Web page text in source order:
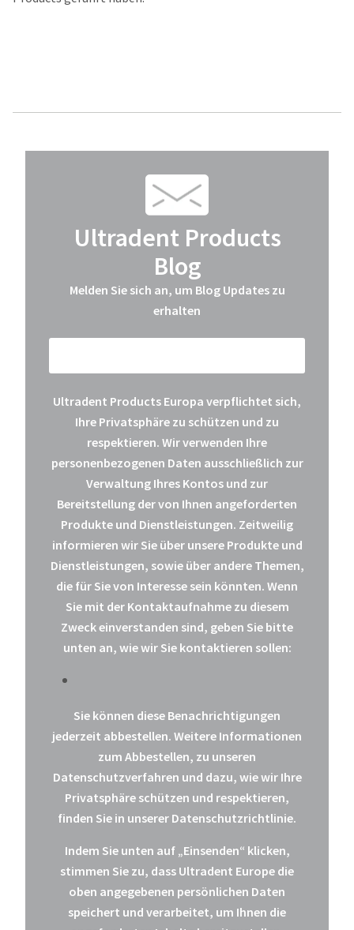
Ultradent Products
Blog
Melden Sie sich an, um Blog Updates zu
erhalten
Ultradent Products Europa verpflichtet sich,
Ihre Privatsphäre zu schützen und zu
respektieren. Wir verwenden Ihre
personenbezogenen Daten ausschließlich zur
Verwaltung Ihres Kontos und zur
Bereitstellung der von Ihnen angeforderten
Produkte und Dienstleistungen. Zeitweilig
informieren wir Sie über unsere Produkte und
Dienstleistungen, sowie über andere Themen,
die für Sie von Interesse sein könnten. Wenn
Sie mit der Kontaktaufnahme zu diesem
Zweck einverstanden sind, geben Sie bitte
unten an, wie wir Sie kontaktieren sollen:
Sie können diese Benachrichtigungen
jederzeit abbestellen. Weitere Informationen
zum Abbestellen, zu unseren
Datenschutzverfahren und dazu, wie wir Ihre
Privatsphäre schützen und respektieren,
finden Sie in unserer Datenschutzrichtlinie.
Indem Sie unten auf „Einsenden“ klicken,
stimmen Sie zu, dass Ultradent Europe die
oben angegebenen persönlichen Daten
speichert und verarbeitet, um Ihnen die